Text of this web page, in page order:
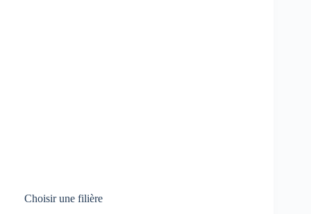
Choisir une filière